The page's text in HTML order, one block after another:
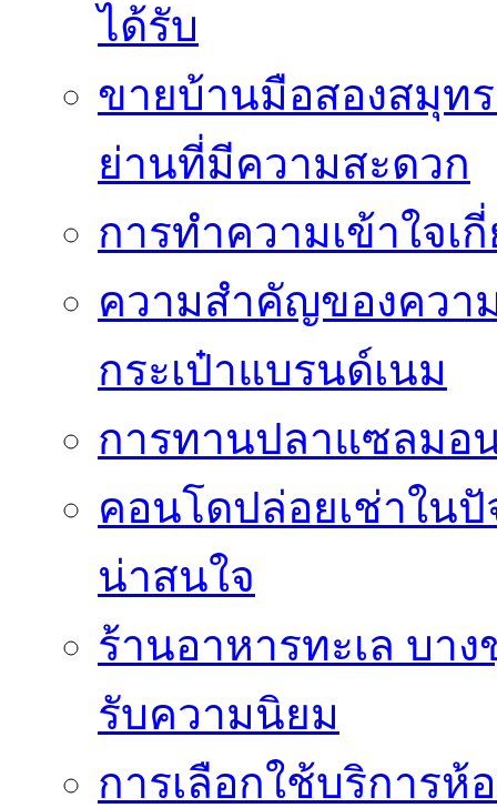
ได้รับ
ขายบ้านมือสองสมุท
ย่านที่มีความสะดวก
การทำความเข้าใจเ
ความสำคัญของควา
กระเป๋าแบรนด์เนม
การทานปลาแซลมอ
คอนโดปล่อยเช่าใน
น่าสนใจ
ร้านอาหารทะเล บา
รับความนิยม
การเลือกใช้บริการห้